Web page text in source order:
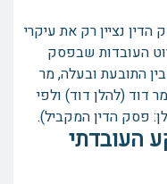
נציין רק את עיקרי
העובדות שבפסק
התובעת ובעלה, מר
דוד (להלן דוד) ולפי
פסק הדין המקביל).